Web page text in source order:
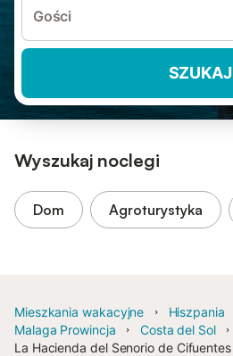
Gości
SZUKAJ
Wyszukaj noclegi
Dom Agroturystyka
Mieszkania wakacyjne Hiszpania
Malaga Prowincja
Costa del Sol
La Hacienda del Senorio de Cifuentes